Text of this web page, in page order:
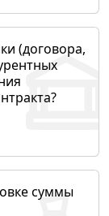
(договора,
суммы